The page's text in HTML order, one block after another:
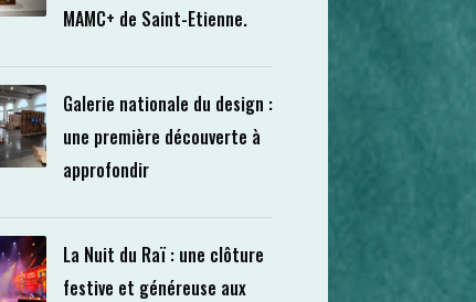
MAMC+ de Saint-Etienne.
Galerie nationale du design :
une première découverte à
approfondir
La Nuit du Raï : une clôture
festive et généreuse aux